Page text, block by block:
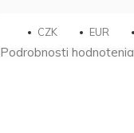
CZK EUR
Podrobnosti hodnotenia